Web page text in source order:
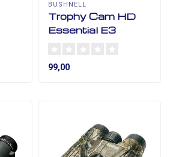
BUSHNELL
Trophy Cam HD
Essential E3
99,00